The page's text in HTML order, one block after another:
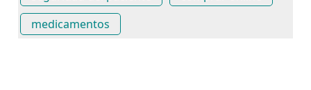
medicamentos